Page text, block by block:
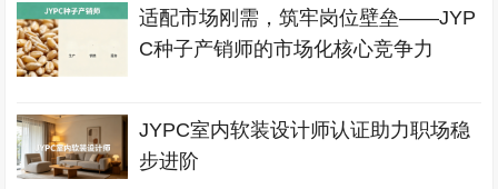
适配市场刚需，筑牢岗位壁垒——JYP
C种子产销师的市场化核心竞争力
JYPC室内软装设计师认证助力职场稳
步进阶